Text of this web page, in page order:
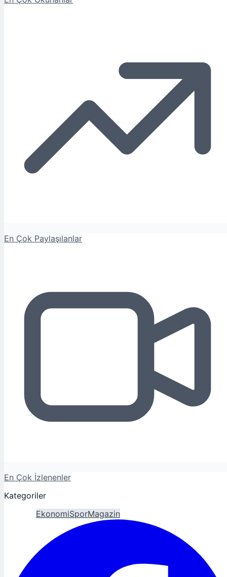
En Çok Paylaşılanlar
En Çok İzlenenler
Kategoriler
EkonomiSporMagazin